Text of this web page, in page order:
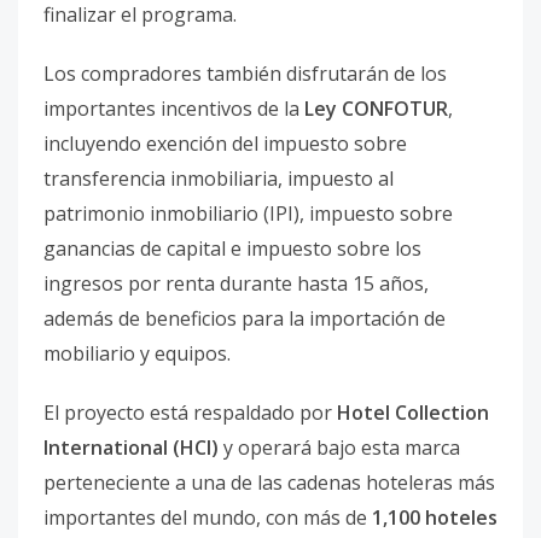
finalizar el programa.
Los compradores también disfrutarán de los
importantes incentivos de la Ley CONFOTUR,
incluyendo exención del impuesto sobre
transferencia inmobiliaria, impuesto al
patrimonio inmobiliario (IPI), impuesto sobre
ganancias de capital e impuesto sobre los
ingresos por renta durante hasta 15 años,
además de beneficios para la importación de
mobiliario y equipos.
El proyecto está respaldado por Hotel Collection
International (HCI) y operará bajo esta marca
perteneciente a una de las cadenas hoteleras más
importantes del mundo, con más de 1,100 hoteles